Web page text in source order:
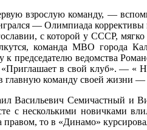
взрослую команду, —
— Олимпиада
с которой у СССР,
команда МВО города
к председателю ведомства
в свой клуб». — «
команду своей жизни —
Васильевич Семичастный и
с несколькими новичками
то в «Динамо»